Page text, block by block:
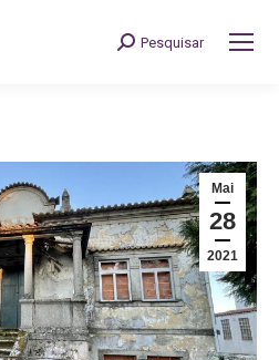
Search:
Pesquisar
Mai
28
2021